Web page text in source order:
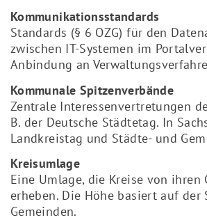
Kommunikationsstandards
Standards (§ 6 OZG) für den
zwischen IT-Systemen im
Anbindung an
Kommunale Spitzenverbände
Zentrale Interessenvertretungen
B. der Deutsche Städtetag. In
Landkreistag und Städte- und
Kreisumlage
Eine Umlage, die Kreise von ihren
erheben. Die Höhe basiert auf der
Gemeinden.